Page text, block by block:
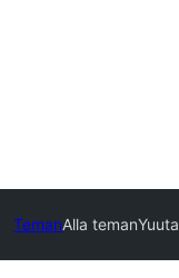
TemanAlla temanYuuta